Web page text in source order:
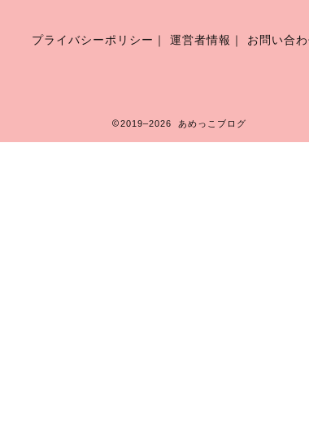
プライバシーポリシー ｜ 運営者情報 ｜ お問い合
2019–2026 あめっこブログ